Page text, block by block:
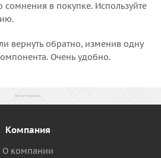
сомнения в покупке. Используйте
вернуть обратно, изменив одну
Очень удобно.
Компания
О компании